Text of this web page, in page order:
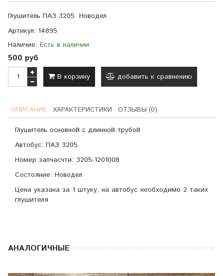
Глушитель ПАЗ 3205. Новодел
Артикул: 14895
Наличие: Есть в наличии
500 руб
В корзину добавить к сравнению
ОПИСАНИЕ ХАРАКТЕРИСТИКИ ОТЗЫВЫ (0)
Глушитель основной с длинной трубой
Автобус: ПАЗ 3205
Номер запчасчти: 3205-1201008
Состояние: Новодел
Цена указана за 1 штуку, на автобус необходимо 2 таких
глушителя
АНАЛОГИЧНЫЕ